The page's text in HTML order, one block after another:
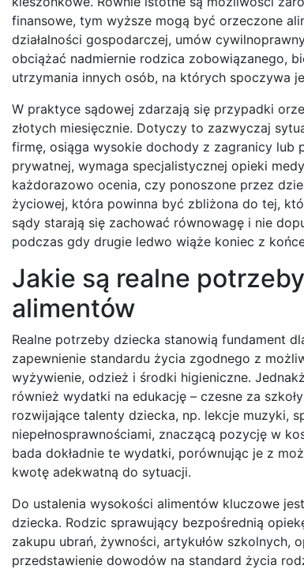
finansowe, tym wyższe mogą być orzeczone
działalności gospodarczej, umów
obciążać nadmiernie rodzica zobowiązanego,
utrzymania innych osób, na których spoczywa
W praktyce sądowej zdarzają się przypadki
złotych miesięcznie. Dotyczy to zazwyczaj
firmę, osiąga wysokie dochody z zagranicy lub
prywatnej, wymaga specjalistycznej opieki
każdorazowo ocenia, czy ponoszone przez
życiowej, która powinna być zbliżona do tej,
sądy starają się zachować równowagę i nie
podczas gdy drugie ledwo wiąże koniec z
Jakie są realne
alimentów
Realne potrzeby dziecka stanowią fundament
zapewnienie standardu życia zgodnego z
wyżywienie, odzież i środki higieniczne.
również wydatki na edukację – czesne za
rozwijające talenty dziecka, np. lekcje muzyki,
niepełnosprawnościami, znaczącą pozycję w
bada dokładnie te wydatki, porównując je z
kwotę adekwatną do sytuacji.
Do ustalenia wysokości alimentów kluczowe
dziecka. Rodzic sprawujący bezpośrednią
zakupu ubrań, żywności, artykułów szkolnych,
przedstawienie dowodów na standard życia